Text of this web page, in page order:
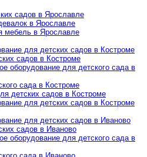
садов в Ярославле
в Ярославле
мебель в Ярославле
для детских садов в Костроме
садов в Костроме
оборудование для детского сада в
сада в Костроме
детских садов в Костроме
для детских садов в Костроме
для детских садов в Иваново
садов в Иваново
оборудование для детского сада в